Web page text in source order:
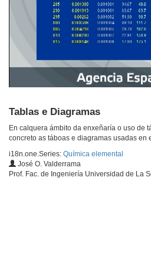
Tablas e Diagramas
En calquera ámbito da enxeñaría o uso de
concreto as táboas e diagramas usadas en
i18n.one.Series: Química elemental
José O. Valderrama
Prof. Fac. de Ingeniería Universidad de La